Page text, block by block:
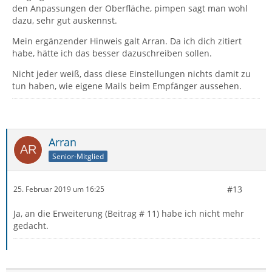
den Anpassungen der Oberfläche, pimpen sagt man wohl
dazu, sehr gut auskennst.
Mein ergänzender Hinweis galt Arran. Da ich dich zitiert
habe, hätte ich das besser dazuschreiben sollen.
Nicht jeder weiß, dass diese Einstellungen nichts damit zu
tun haben, wie eigene Mails beim Empfänger aussehen.
Arran
Senior-Mitglied
25. Februar 2019 um 16:25 #13
Ja, an die Erweiterung (Beitrag # 11) habe ich nicht mehr
gedacht.